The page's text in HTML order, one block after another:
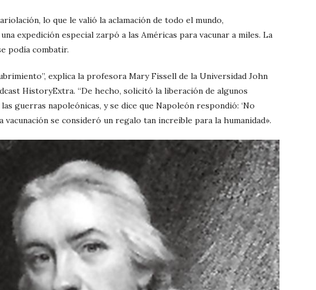
lo que le valió la aclamación de todo el mundo,
expedición especial zarpó a las Américas para vacunar a miles. La
podía combatir.
explica la profesora Mary Fissell de la Universidad John
HistoryExtra. “De hecho, solicitó la liberación de algunos
guerras napoleónicas, y se dice que Napoleón respondió: ‘No
vacunación se consideró un regalo tan increíble para la humanidad».